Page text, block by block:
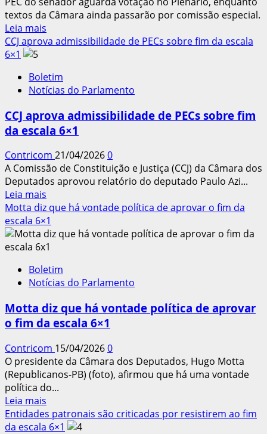
emprego
textos da Câmara ainda passarão por comissão especial.
Leia mais
mais
cobra
votação
jornada
de
e
diz
que
qualquer
proposta
que
avançar
será
benéfica
CCJ aprova admissibilidade de PECs sobre fim da escala
6×1
Boletim
Notícias do Parlamento
CCJ aprova admissibilidade de PECs sobre fim
da escala 6×1
Contricom 21/04/20260
A Comissão de Constituição e Justiça (CCJ) da Câmara dos
Deputados aprovou relatório do deputado Paulo Azi...
Leia mais
mais
sobre
CCJ
aprova
de
PECs
fim
da
6×1
Motta diz que há vontade política de aprovar o fim da
escala 6×1
Boletim
Notícias do Parlamento
Motta diz que há vontade política de aprovar
o fim da escala 6×1
Contricom 15/04/20260
O presidente da Câmara dos Deputados, Hugo Motta
(Republicanos-PB) (foto), afirmou que há uma vontade
política do...
Leia mais
mais
sobre
Entidades patronais são criticadas por resistirem ao fim
da escala 6×1